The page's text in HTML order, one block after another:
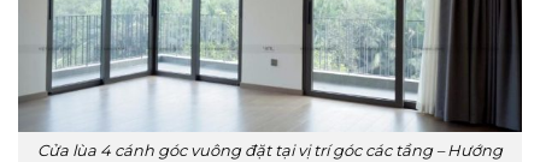
Cửa lùa 4 cánh góc vuông đặt tại vị trí góc các tầng – Hướng